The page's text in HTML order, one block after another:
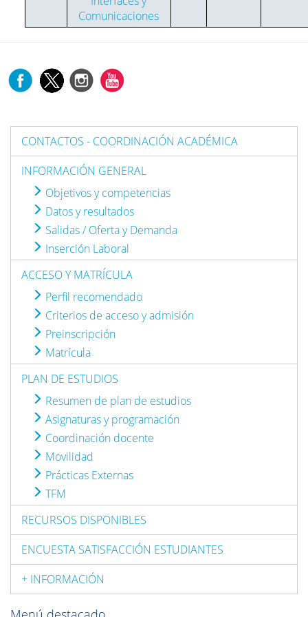
Comunicaciones
CONTACTOS - COORDINACIÓN ACADÉMICA
INFORMACIÓN GENERAL
Objetivos y competencias
Datos y resultados
Salidas / Oferta y Demanda
Inserción Laboral
ACCESO Y MATRÍCULA
Perfil recomendado
Criterios de acceso y admisión
Preinscripción
Matrícula
PLAN DE ESTUDIOS
Resumen de plan de estudios
Asignaturas y programación
Coordinación docente
Movilidad
Prácticas Externas
TFM
RECURSOS DISPONIBLES
ENCUESTA SATISFACCIÓN ESTUDIANTES
+ INFORMACIÓN